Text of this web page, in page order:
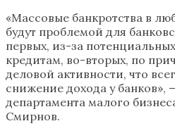
«Массовые банкротства в
будут проблемой для
первых, из-за
кредитам, во-вторых, по
деловой активности, что
снижение дохода у банков»,
департамента малого
Смирнов.